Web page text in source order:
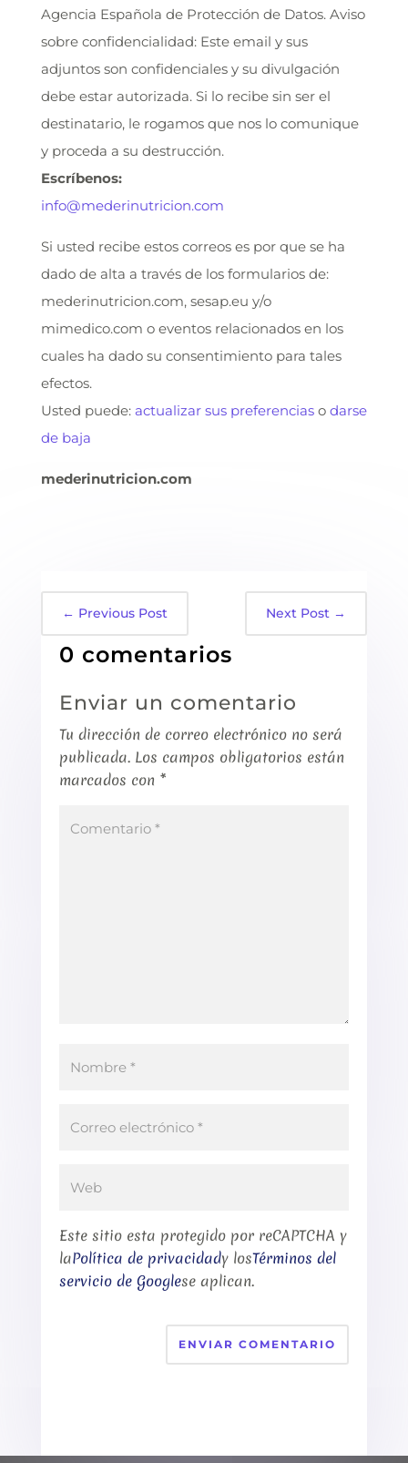
Agencia Española de Protección de Datos. Aviso
sobre confidencialidad: Este email y sus
adjuntos son confidenciales y su divulgación
debe estar autorizada. Si lo recibe sin ser el
destinatario, le rogamos que nos lo comunique
y proceda a su destrucción.
Escríbenos:
info@mederinutricion.com
Si usted recibe estos correos es por que se ha
dado de alta a través de los formularios de:
mederinutricion.com, sesap.eu y/o
mimedico.com o eventos relacionados en los
cuales ha dado su consentimiento para tales
efectos.
Usted puede: actualizar sus preferenciaso darse
de baja
mederinutricion.com
← Previous Post Next Post →
0 comentarios
Enviar un comentario
Tu dirección de correo electrónico no será
publicada. Los campos obligatorios están
marcados con *
Este sitio esta protegido por reCAPTCHA y
laPolítica de privacidady losTérminos del
servicio de Googlese aplican.
ENVIAR COMENTARIO